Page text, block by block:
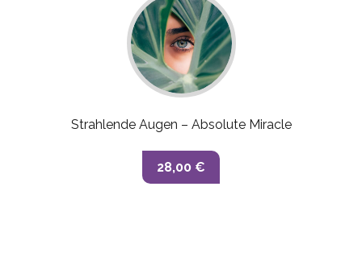
Strahlende Augen – Absolute Miracle
28,00 €